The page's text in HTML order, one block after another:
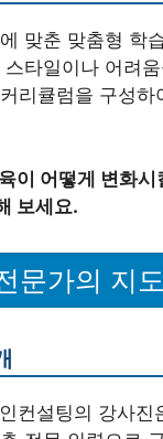
맞춘 맞춤형 학
타일이나 어려
리큘럼을 구성하
이 어떻게 변화시
보세요.
문가의 지
컨설팅의 강사진